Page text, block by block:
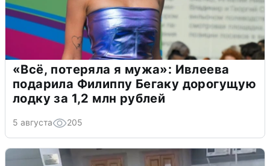
«Всё, потеряла я мужа»: Ивлеева
подарила Филиппу Бегаку дорогущую
лодку за 1,2 млн рублей
5 августа 205